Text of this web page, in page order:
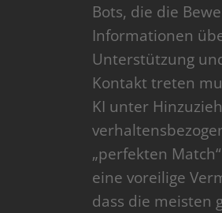
Bots, die die
Informationen
Unterstützung
Kontakt treten
KI unter
„perfekten
eine voreilige
dass die meisten